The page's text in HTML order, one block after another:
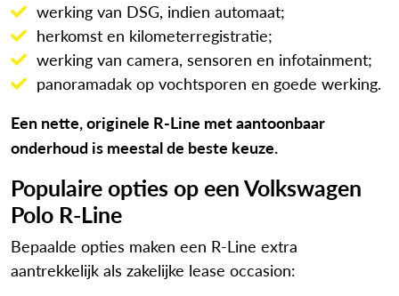
werking van DSG, indien automaat;
herkomst en kilometerregistratie;
werking van camera, sensoren en infotainment;
panoramadak op vochtsporen en goede werking.
Een nette, originele R-Line met aantoonbaar
onderhoud is meestal de beste keuze.
Populaire opties op een Volkswagen
Polo R-Line
Bepaalde opties maken een R-Line extra
aantrekkelijk als zakelijke lease occasion: